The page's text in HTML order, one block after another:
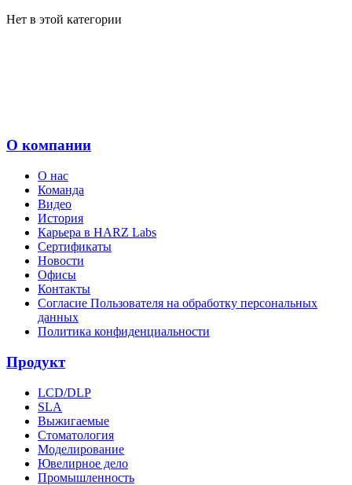
Нет в этой категории
О компании
О нас
Команда
Видео
История
Карьера в HARZ Labs
Сертификаты
Новости
Офисы
Контакты
Согласие Пользователя на обработку персональных
данных
Политика конфиденциальности
Продукт
LCD/DLP
SLA
Выжигаемые
Стоматология
Моделирование
Ювелирное дело
Промышленность